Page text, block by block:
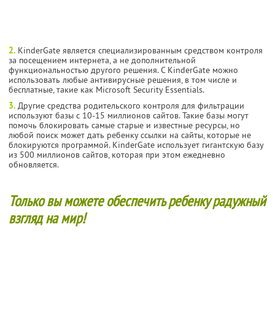
2. KinderGate является специализированным средством контроля
за посещением интернета, а не дополнительной
функциональностью другого решения. С KinderGate можно
использовать любые антивирусные решения, в том числе и
бесплатные, такие как Microsoft Security Essentials.
3. Другие средства родительского контроля для фильтрации
используют базы с 10-15 миллионов сайтов. Такие базы могут
помочь блокировать самые старые и известные ресурсы, но
любой поиск может дать ребенку ссылки на сайты, которые не
блокируются программой. KinderGate использует гигантскую базу
из 500 миллионов сайтов, которая при этом ежедневно
обновляется.
Только вы можете обеспечить ребенку радужный
взгляд на мир!